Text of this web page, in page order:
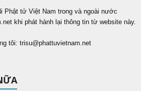
Phật tử Việt Nam trong và ngoài nước
khi phát hành lại thông tin từ website này.
tôi: trisu@phattuvietnam.net